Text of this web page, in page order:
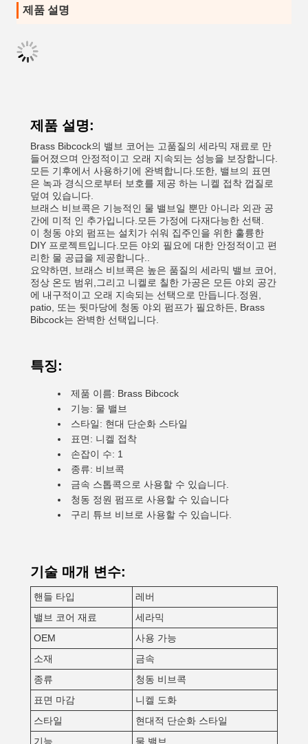
제품 설명
제품 설명:
Brass Bibcock의 밸브 코어는 고품질의 세라믹 재료로 만
들어졌으며 안정적이고 오래 지속되는 성능을 보장합니다.
모든 기후에서 사용하기에 완벽합니다.또한, 밸브의 표면
은 녹과 경식으로부터 보호를 제공 하는 니켈 접착 껍질로
덮여 있습니다.
브래스 비브콕은 기능적인 물 밸브일 뿐만 아니라 외관 공
간에 미적 인 추가입니다.모든 가정에 다재다능한 선택.
이 청동 야외 펌프는 설치가 쉬워 집주인을 위한 훌륭한
DIY 프로젝트입니다.모든 야외 필요에 대한 안정적이고 편
리한 물 공급을 제공합니다..
요약하면, 브래스 비브콕은 높은 품질의 세라믹 밸브 코어,
정상 온도 범위,그리고 니켈로 칠한 가공은 모든 야외 공간
에 내구적이고 오래 지속되는 선택으로 만듭니다.정원,
patio, 또는 뒷마당에 청동 야외 펌프가 필요하든, Brass
Bibcock는 완벽한 선택입니다.
특징:
제품 이름: Brass Bibcock
기능: 물 밸브
스타일: 현대 단순화 스타일
표면: 니켈 접착
손잡이 수: 1
종류: 비브콕
금속 스톱콕으로 사용할 수 있습니다.
청동 정원 펌프로 사용할 수 있습니다
구리 튜브 비브로 사용할 수 있습니다.
기술 매개 변수:
핸들 타입
레버
밸브 코어 재료
세라믹
OEM
사용 가능
소재
금속
종류
청동 비브콕
표면 마감
니켈 도화
스타일
현대적 단순화 스타일
기능
물 밸브